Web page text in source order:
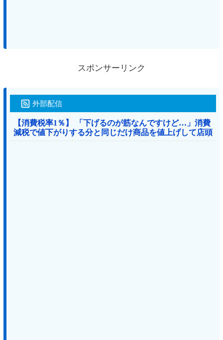
スポンサーリンク
外部配信
【消費税率1％】 「下げるのが筋なんですけど…」消費
減税で値下がりする分と同じだけ商品を値上げして店頭
価格を変えない店も